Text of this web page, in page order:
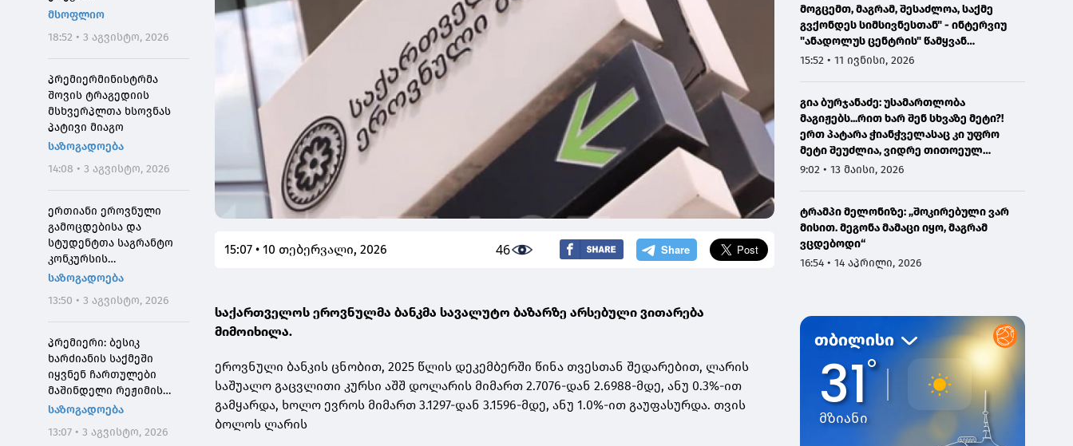
მსოფლიო
18:52 • 3 აგვისტო, 2026
პრემიერმინისტრმა
შოვის ტრაგედიის
მსხვერპლთა ხსოვნას
პატივი მიაგო
საზოგადოება
14:08 • 3 აგვისტო, 2026
ერთიანი ეროვნული
გამოცდებისა და
სტუდენტთა საგრანტო
კონკურსის
მონაწილეებისთვის
განაცხადების მიღება 4
აგვისტოს 10:00
საათიდან დაიწყება
საზოგადოება
13:50 • 3 აგვისტო, 2026
პრემიერი: ბესიკ
ხარძიანის საქმეში
იყვნენ ჩართულები
მაშინდელი რეჟიმის
მაღალჩინოსნები, ეს
შეგვახსენებს იმას, თუ
საზოგადოება
13:07 • 3 აგვისტო, 2026
15:07 • 10 თებერვალი, 2026 46
საქართველოს ეროვნულმა ბანკმა სავალუტო ბაზარზე არსებული ვითარება
მიმოიხილა.
ეროვნული ბანკის ცნობით, 2025 წლის დეკემბერში წინა თვესთან შედარებით, ლარის
საშუალო გაცვლითი კურსი აშშ დოლარის მიმართ 2.7076-დან 2.6988-მდე, ანუ 0.3%-ით
გამყარდა, ხოლო ევროს მიმართ 3.1297-დან 3.1596-მდე, ანუ 1.0%-ით გაუფასურდა. თვის
ბოლოს ლარის
მოგცემთ, მაგრამ, შესაძლოა, საქმე
გვქონდეს სიმსივნესთან" - ინტერვიუ
"ანადოლუს ცენტრის" წამყვან
ონკოლოგთან
15:52 • 11 ივნისი, 2026
გია ბურჯანაძე: უსამართლობა
მაგიჟებს...რით ხარ შენ სხვაზე მეტი?!
ერთ პატარა ჭიანჭველასაც კი უფრო
მეტი შეუძლია, ვიდრე თითოეულ
ჩვენგანს...
9:02 • 13 მაისი, 2026
ტრამპი მელონიზე: „შოკირებული ვარ
მისით. მეგონა მამაცი იყო, მაგრამ
ვცდებოდი“
16:54 • 14 აპრილი, 2026